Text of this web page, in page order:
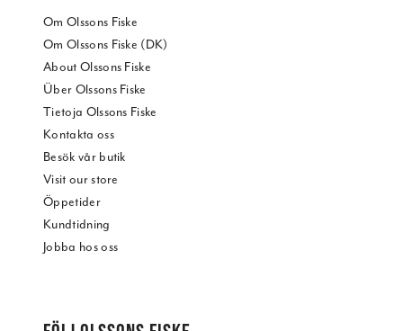
Om Olssons Fiske
Om Olssons Fiske (DK)
About Olssons Fiske
Über Olssons Fiske
Tietoja Olssons Fiske
Kontakta oss
Besök vår butik
Visit our store
Öppetider
Kundtidning
Jobba hos oss